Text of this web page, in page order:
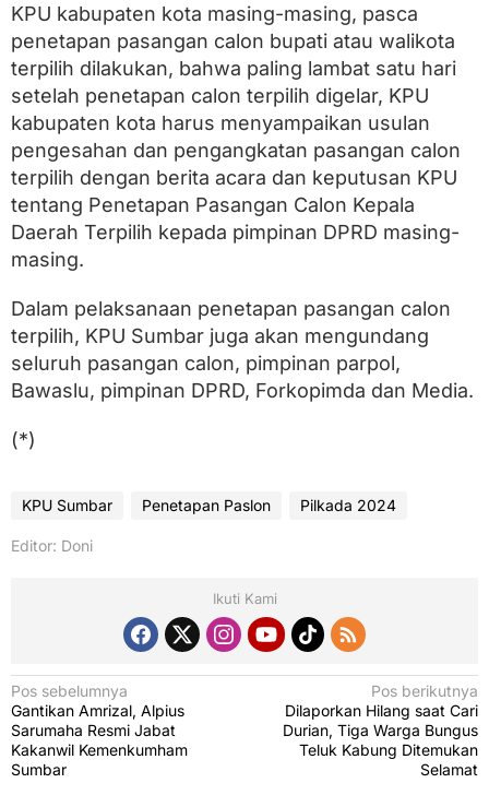
KPU kabupaten kota masing-masing, pasca
penetapan pasangan calon bupati atau walikota
terpilih dilakukan, bahwa paling lambat satu hari
setelah penetapan calon terpilih digelar, KPU
kabupaten kota harus menyampaikan usulan
pengesahan dan pengangkatan pasangan calon
terpilih dengan berita acara dan keputusan KPU
tentang Penetapan Pasangan Calon Kepala
Daerah Terpilih kepada pimpinan DPRD masing-
masing.
Dalam pelaksanaan penetapan pasangan calon
terpilih, KPU Sumbar juga akan mengundang
seluruh pasangan calon, pimpinan parpol,
Bawaslu, pimpinan DPRD, Forkopimda dan Media.
(*)
KPU Sumbar Penetapan Paslon Pilkada 2024
Editor: Doni
Ikuti Kami
N
a
v
i
Pos sebelumnya
Gantikan Amrizal, Alpius
Sarumaha Resmi Jabat
Kakanwil Kemenkumham
Sumbar
Pos berikutnya
Dilaporkan Hilang saat Cari
Durian, Tiga Warga Bungus
Teluk Kabung Ditemukan
Selamat